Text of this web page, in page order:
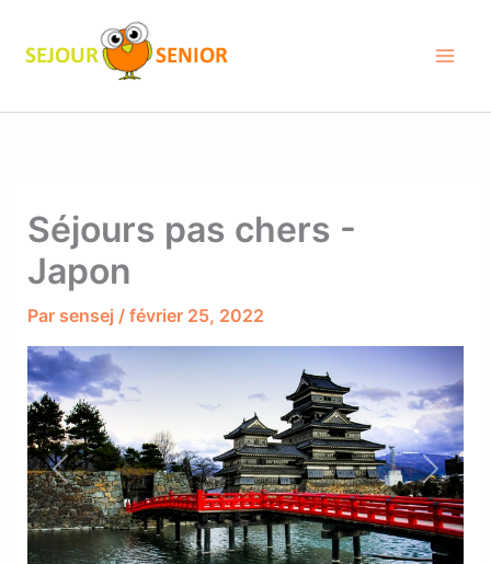
contenu
Séjours pas chers -
Japon
Par sensej / février 25, 2022
Previous Next